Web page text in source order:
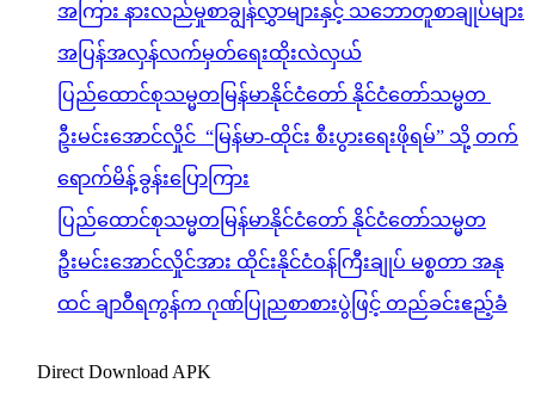
အကြား နားလည်မှုစာချွန်လွှာများနှင့် သဘောတူစာချုပ်များ
အပြန်အလှန်လက်မှတ်ရေးထိုးလဲလှယ်
ပြည်ထောင်စုသမ္မတမြန်မာနိုင်ငံတော် နိုင်ငံတော်သမ္မတ
ဦးမင်းအောင်လှိုင် “မြန်မာ-ထိုင်း စီးပွားရေးဖိုရမ်” သို့ တက်
ရောက်မိန့်ခွန်းပြောကြား
ပြည်ထောင်စုသမ္မတမြန်မာနိုင်ငံတော် နိုင်ငံတော်သမ္မတ
ဦးမင်းအောင်လှိုင်အား ထိုင်းနိုင်ငံဝန်ကြီးချုပ် မစ္စတာ အနု
ထင် ချာဝီရကွန်က ဂုဏ်ပြုညစာစားပွဲဖြင့် တည်ခင်းဧည့်ခံ
Direct Download APK